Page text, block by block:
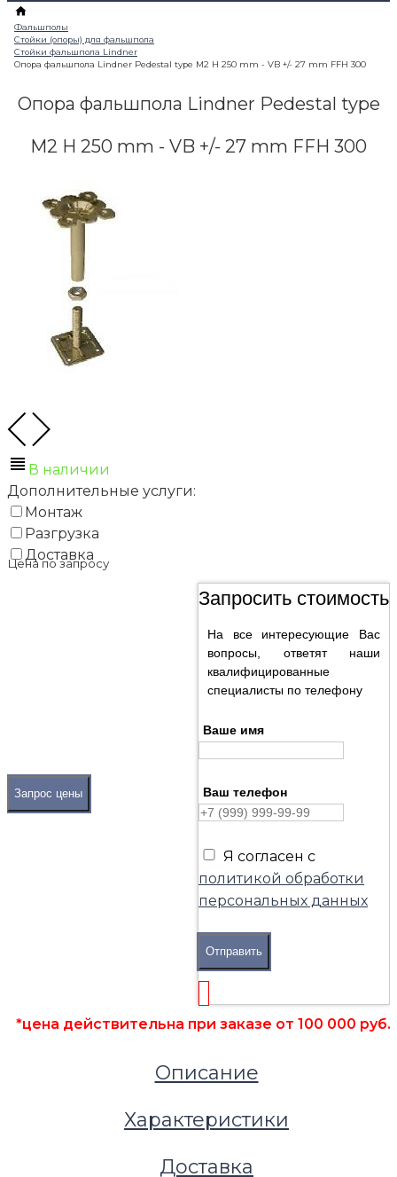
Стойки фальшпола Lindner
Опора фальшпола Lindner Pedestal type M2 H
Опора фальшпола Lindner Pedestal type
M2 H 250 mm - VB +/- 27 mm FFH 300
В наличии
Дополнительные услуги:
Монтаж
Разгрузка
Доставка
Цена по запросу
Запрос цены
Запросить стоимость
На все интересующие Вас
вопросы, ответят наши
квалифицированные
специалисты по телефону
Ваше имя
Ваш телефон
Я согласен с
политикой обработки
персональных данных
Отправить
*цена действительна при заказе от 100 000 руб.
Описание
Характеристики
Доставка